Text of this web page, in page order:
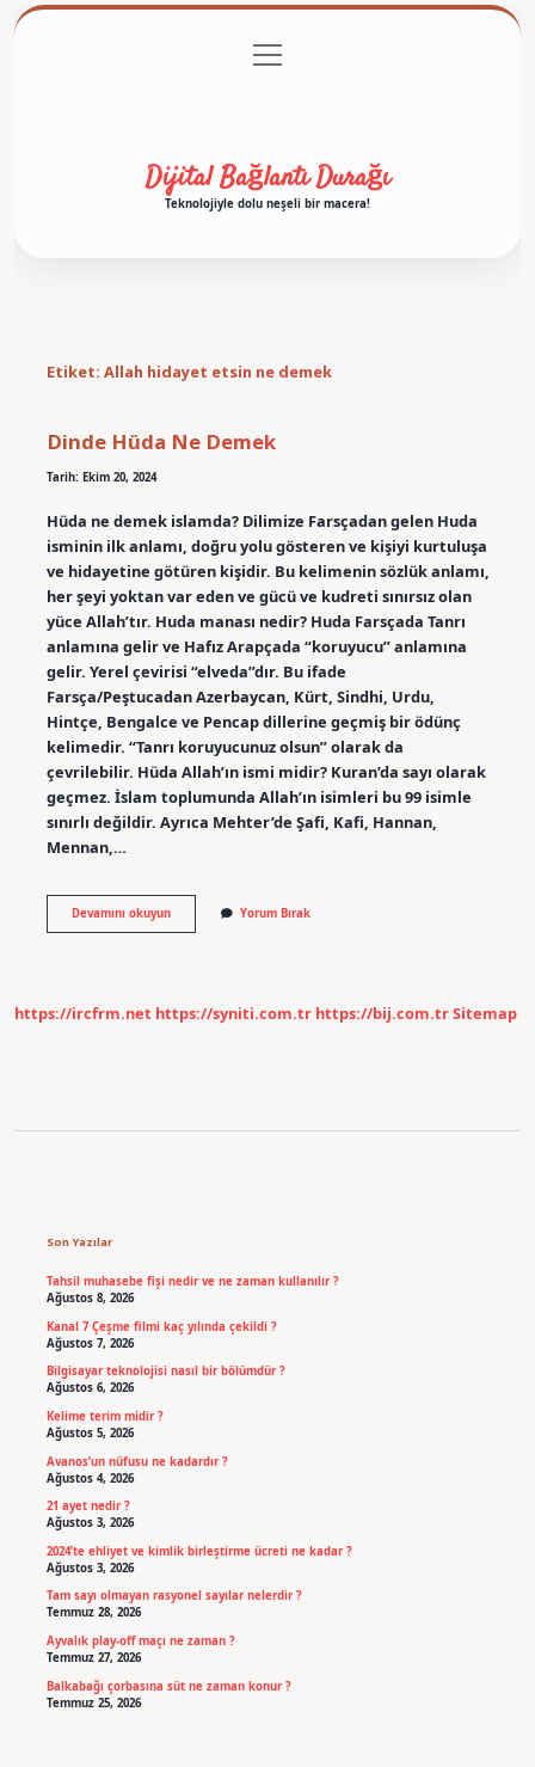
Gizlilik Politikası
menüyü
aç
Dijital Bağlantı Durağı
Teknolojiyle dolu neşeli bir macera!
Etiket: Allah hidayet etsin ne demek
Dinde Hüda Ne Demek
Tarih: Ekim 20, 2024
Hüda ne demek islamda? Dilimize Farsçadan gelen Huda
isminin ilk anlamı, doğru yolu gösteren ve kişiyi kurtuluşa
ve hidayetine götüren kişidir. Bu kelimenin sözlük anlamı,
her şeyi yoktan var eden ve gücü ve kudreti sınırsız olan
yüce Allah’tır. Huda manası nedir? Huda Farsçada Tanrı
anlamına gelir ve Hafız Arapçada “koruyucu” anlamına
gelir. Yerel çevirisi “elveda”dır. Bu ifade
Farsça/Peştucadan Azerbaycan, Kürt, Sindhi, Urdu,
Hintçe, Bengalce ve Pencap dillerine geçmiş bir ödünç
kelimedir. “Tanrı koruyucunuz olsun” olarak da
çevrilebilir. Hüda Allah’ın ismi midir? Kuran’da sayı olarak
geçmez. İslam toplumunda Allah’ın isimleri bu 99 isimle
sınırlı değildir. Ayrıca Mehter’de Şafi, Kafi, Hannan,
Mennan,…
Devamını okuyunDinde
Hüda
Yorum Bırak
https://ircfrm.net https://syniti.com.tr https://bij.com.trSitemap
Son Yazılar
Tahsil muhasebe fişi nedir ve ne zaman kullanılır ?
Ağustos 8, 2026
Kanal 7 Çeşme filmi kaç yılında çekildi ?
Ağustos 7, 2026
Bilgisayar teknolojisi nasıl bir bölümdür ?
Ağustos 6, 2026
Kelime terim midir ?
Ağustos 5, 2026
Avanos’un nüfusu ne kadardır ?
Ağustos 4, 2026
21 ayet nedir ?
Ağustos 3, 2026
2024’te ehliyet ve kimlik birleştirme ücreti ne kadar ?
Ağustos 3, 2026
Tam sayı olmayan rasyonel sayılar nelerdir ?
Temmuz 28, 2026
Ayvalık play-off maçı ne zaman ?
Temmuz 27, 2026
Balkabağı çorbasına süt ne zaman konur ?
Temmuz 25, 2026